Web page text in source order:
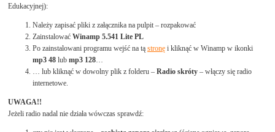
Edukacyjnej):
Należy zapisać pliki z załącznika na pulpit – rozpakować
Zainstalować Winamp 5.541 Lite PL
Po zainstalowani programu wejść na tą stronę i kliknąć w Winamp w ikonki
mp3 48 lub mp3 128…
… lub kliknąć w dowolny plik z folderu – Radio skróty – włączy się radio
internetowe.
UWAGA!!
Jeżeli radio nadal nie działa wówczas sprawdź: